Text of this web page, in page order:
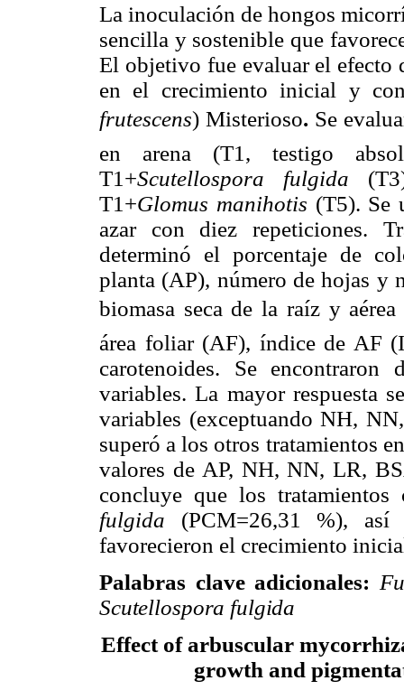
La inoculación de hongos
sencilla y sostenible que
El objetivo fue evaluar el
en el crecimiento inicial y
frutescens) Misterioso. Se
en arena (T1, testigo
T1+Scutellospora fulgida
T1+Glomus manihotis (T5). Se
azar con diez repeticiones.
determinó el porcentaje de
planta (AP), número de hojas
biomasa seca de la raíz y
área foliar (AF), índice de AF
carotenoides. Se encontraron
variables. La mayor respuesta
variables (exceptuando NH,
superó a los otros tratamientos
valores de AP, NH, NN, LR,
concluye que los
fulgida
(PCM=26,31%), así
favorecieron el crecimiento
Palabras clave adicionales:
Scutellospora fulgida
Effect of arbuscular
growth and